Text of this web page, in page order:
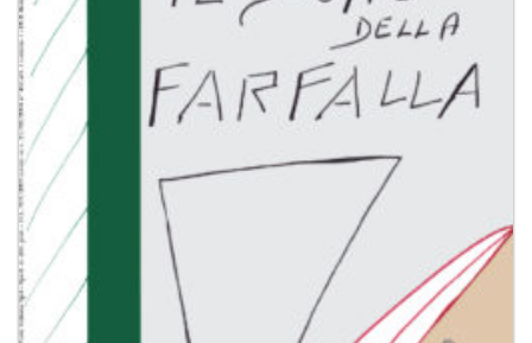
desideri